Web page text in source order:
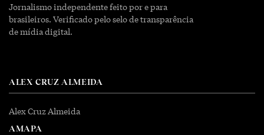
Jornalismo independente feito por e para
brasileiros. Verificado pelo selo de transparência
de mídia digital.
ALEX CRUZ ALMEIDA
Alex Cruz Almeida
AMAPA